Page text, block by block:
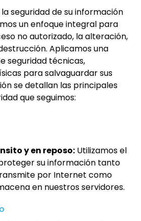
seguridad de su información
un enfoque integral para
no autorizado, la alteración,
Aplicamos una
seguridad técnicas,
para salvaguardar sus
se detallan las principales
que seguimos:
y en reposo: Utilizamos el
su información tanto
por Internet como
en nuestros servidores.